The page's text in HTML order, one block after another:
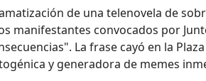
de una telenovela de
manifestantes convocados por
La frase cayó en la
y generadora de memes